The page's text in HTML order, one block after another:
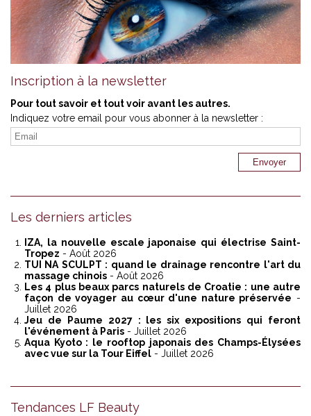
Inscription à la newsletter
Pour tout savoir et tout voir avant les autres.
Indiquez votre email pour vous abonner à la newsletter :
Les derniers articles
IZA, la nouvelle escale japonaise qui électrise Saint-
Tropez - Août 2026
TUI NA SCULPT : quand le drainage rencontre l'art du
massage chinois - Août 2026
Les 4 plus beaux parcs naturels de Croatie : une autre
façon de voyager au cœur d'une nature préservée -
Juillet 2026
Jeu de Paume 2027 : les six expositions qui feront
l'événement à Paris - Juillet 2026
Aqua Kyoto : le rooftop japonais des Champs-Élysées
avec vue sur la Tour Eiffel - Juillet 2026
Tendances LF Beauty